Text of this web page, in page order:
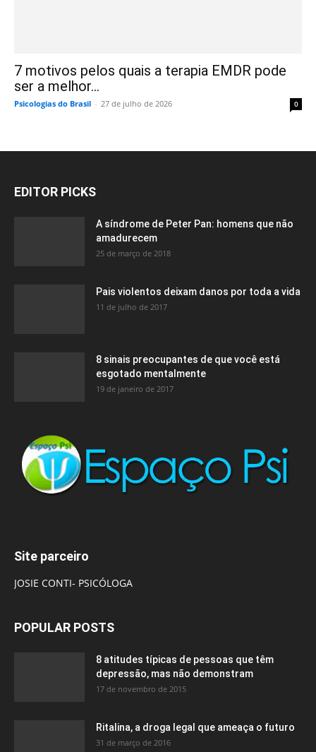
7 motivos pelos quais a terapia EMDR pode
ser a melhor...
Psicologias do Brasil - 27 de julho de 2026 0
EDITOR PICKS
A síndrome de Peter Pan: homens que não
amadurecem
25 de março de 2018
Pais violentos deixam danos por toda a vida
11 de julho de 2017
8 sinais preocupantes de que você está
esgotado mentalmente
19 de janeiro de 2017
Site parceiro
JOSIE CONTI- PSICÓLOGA
POPULAR POSTS
8 atitudes típicas de pessoas que têm
depressão, mas não demonstram
17 de novembro de 2015
Ritalina, a droga legal que ameaça o futuro
31 de março de 2016